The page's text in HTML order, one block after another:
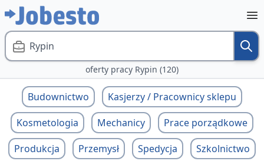
Rypin
oferty pracy Rypin (120)
Budownictwo
Kasjerzy / Pracownicy sklepu
Kosmetologia
Mechanicy
Prace porządkowe
Produkcja
Przemysł Spedycja
Szkolnictwo